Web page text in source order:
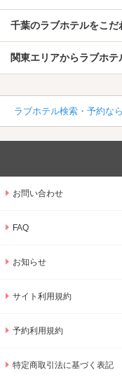
千葉のラブホテルをこだ
関東エリアからラブホテ
ラブホテル検索・予約な
お問い合わせ
FAQ
お知らせ
サイト利用規約
予約利用規約
特定商取引法に基づく表記